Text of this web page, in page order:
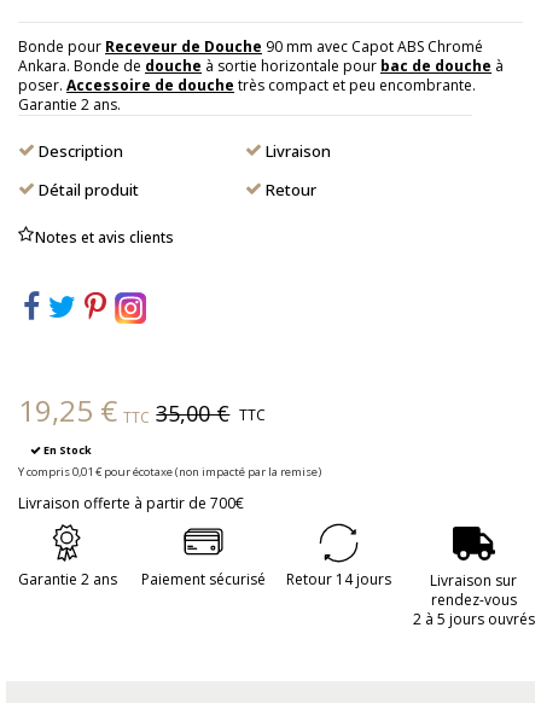
Bonde pour Receveur de Douche 90 mm avec Capot ABS Chromé
Ankara. Bonde de douche à sortie horizontale pour bac de douche à
poser. Accessoire de douche très compact et peu encombrante.
Garantie 2 ans.
Description
Détail produit
Notes et avis clients
Livraison
Retour
19,25 € TTC 35,00 € TTC
En Stock
Y compris 0,01 € pour écotaxe (non impacté par la remise)
Livraison offerte à partir de 700€
Garantie 2 ans Paiement sécurisé Retour 14 jours
Livraison sur
rendez-vous
2 à 5 jours ouvrés